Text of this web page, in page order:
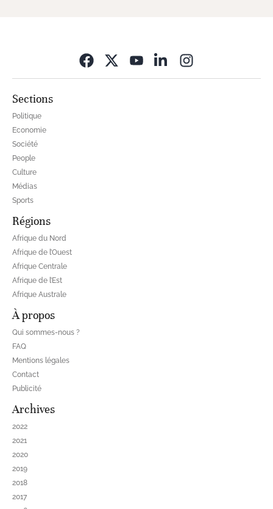
Sections
Politique
Economie
Société
People
Culture
Médias
Sports
Régions
Afrique du Nord
Afrique de l’Ouest
Afrique Centrale
Afrique de l’Est
Afrique Australe
À propos
Qui sommes-nous ?
FAQ
Mentions légales
Contact
Publicité
Archives
2022
2021
2020
2019
2018
2017